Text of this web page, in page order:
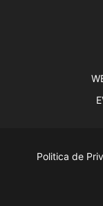
Politica de